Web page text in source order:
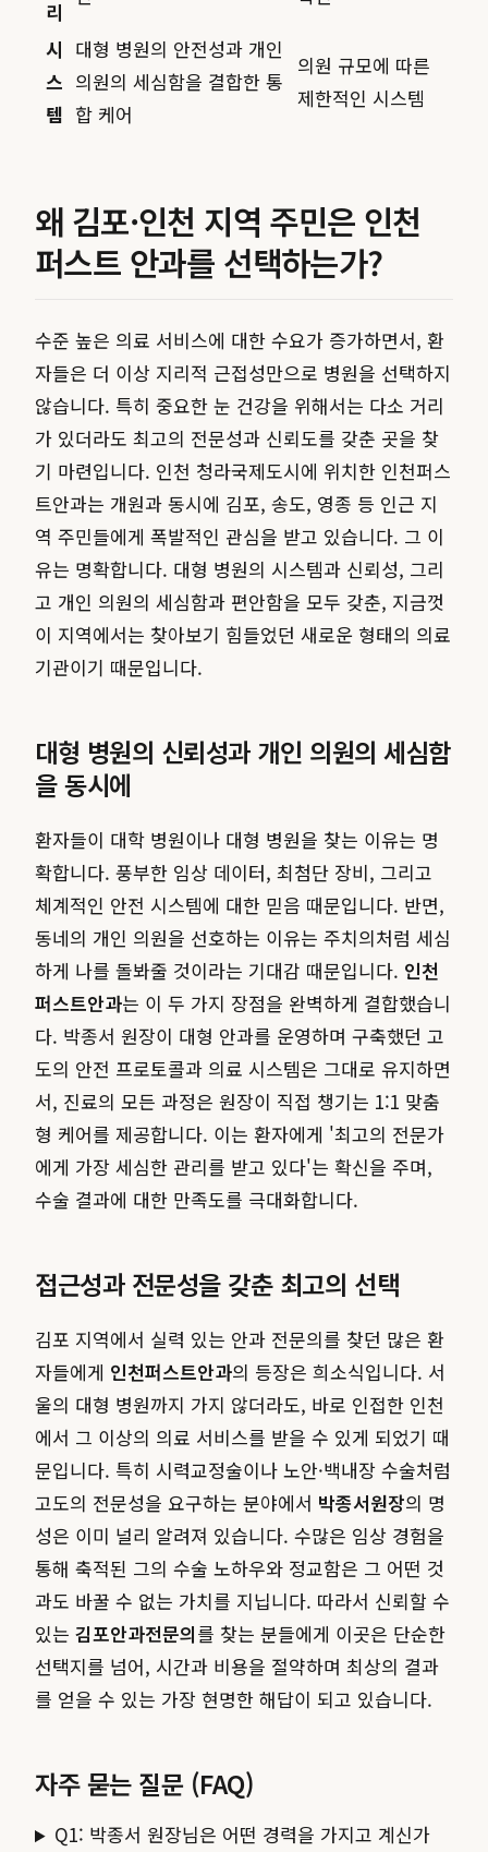
리
시
스
템
대형 병원의 안전성과 개인
의원의 세심함을 결합한 통
합 케어
의원 규모에 따른
제한적인 시스템
왜 김포·인천 지역 주민은 인천
퍼스트 안과를 선택하는가?
수준 높은 의료 서비스에 대한 수요가 증가하면서, 환
자들은 더 이상 지리적 근접성만으로 병원을 선택하지
않습니다. 특히 중요한 눈 건강을 위해서는 다소 거리
가 있더라도 최고의 전문성과 신뢰도를 갖춘 곳을 찾
기 마련입니다. 인천 청라국제도시에 위치한 인천퍼스
트안과는 개원과 동시에 김포, 송도, 영종 등 인근 지
역 주민들에게 폭발적인 관심을 받고 있습니다. 그 이
유는 명확합니다. 대형 병원의 시스템과 신뢰성, 그리
고 개인 의원의 세심함과 편안함을 모두 갖춘, 지금껏
이 지역에서는 찾아보기 힘들었던 새로운 형태의 의료
기관이기 때문입니다.
대형 병원의 신뢰성과 개인 의원의 세심함
을 동시에
환자들이 대학 병원이나 대형 병원을 찾는 이유는 명
확합니다. 풍부한 임상 데이터, 최첨단 장비, 그리고
체계적인 안전 시스템에 대한 믿음 때문입니다. 반면,
동네의 개인 의원을 선호하는 이유는 주치의처럼 세심
하게 나를 돌봐줄 것이라는 기대감 때문입니다. 인천
퍼스트안과는 이 두 가지 장점을 완벽하게 결합했습니
다. 박종서 원장이 대형 안과를 운영하며 구축했던 고
도의 안전 프로토콜과 의료 시스템은 그대로 유지하면
서, 진료의 모든 과정은 원장이 직접 챙기는 1:1 맞춤
형 케어를 제공합니다. 이는 환자에게 '최고의 전문가
에게 가장 세심한 관리를 받고 있다'는 확신을 주며,
수술 결과에 대한 만족도를 극대화합니다.
접근성과 전문성을 갖춘 최고의 선택
김포 지역에서 실력 있는 안과 전문의를 찾던 많은 환
자들에게 인천퍼스트안과의 등장은 희소식입니다. 서
울의 대형 병원까지 가지 않더라도, 바로 인접한 인천
에서 그 이상의 의료 서비스를 받을 수 있게 되었기 때
문입니다. 특히 시력교정술이나 노안·백내장 수술처럼
고도의 전문성을 요구하는 분야에서 박종서원장의 명
성은 이미 널리 알려져 있습니다. 수많은 임상 경험을
통해 축적된 그의 수술 노하우와 정교함은 그 어떤 것
과도 바꿀 수 없는 가치를 지닙니다. 따라서 신뢰할 수
있는 김포안과전문의를 찾는 분들에게 이곳은 단순한
선택지를 넘어, 시간과 비용을 절약하며 최상의 결과
를 얻을 수 있는 가장 현명한 해답이 되고 있습니다.
자주 묻는 질문 (FAQ)
Q1: 박종서 원장님은 어떤 경력을 가지고 계신가